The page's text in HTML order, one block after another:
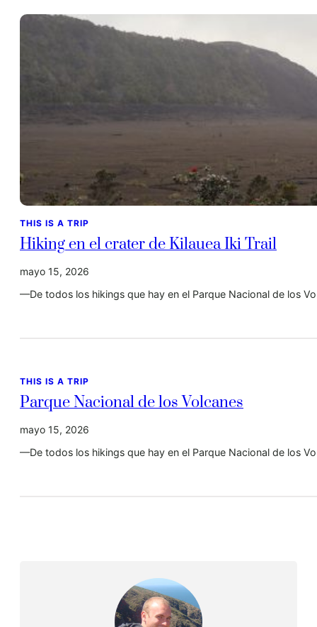
THIS IS A TRIP
Hiking en el crater de Kilauea Iki Trail
mayo 15, 2026
—De todos los hikings que hay en el Parque Nacional de los
THIS IS A TRIP
Parque Nacional de los Volcanes
mayo 15, 2026
—De todos los hikings que hay en el Parque Nacional de los